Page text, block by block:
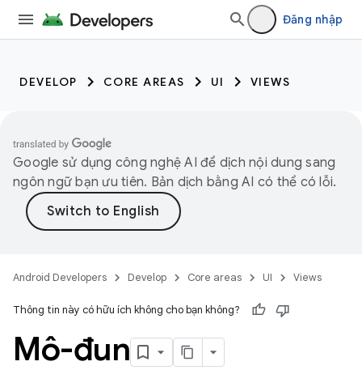
Đăng nhập
DEVELOP CORE AREAS UI VIEWS
Google sử dụng công nghệ AI để dịch nội dung sang
ngôn ngữ bạn ưu tiên. Bản dịch bằng AI có thể có lỗi.
Android Developers Develop Core areas UI Views
Thông tin này có hữu ích không cho bạn không?
Mô-đun